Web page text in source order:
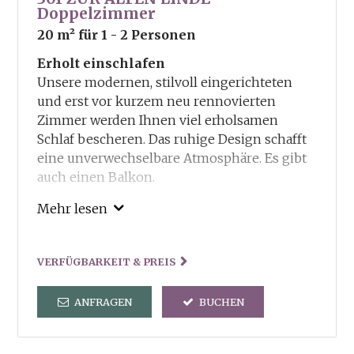
Doppelzimmer
20 m² für 1 - 2 Personen
Erholt einschlafen
Unsere modernen, stilvoll eingerichteten
und erst vor kurzem neu rennovierten
Zimmer werden Ihnen viel erholsamen
Schlaf bescheren. Das ruhige Design schafft
eine unverwechselbare Atmosphäre. Es gibt
auch einen Balkon.
Unsere Inklusivleitungen:
Freie Benutzung von Sauna und Dampfbad
und der dorfeigenen Kneippanlage
Tennisplatz steht kostenlos zu Ihrer
Verfügung
Verleih von Wanderstöcken und
Mehr lesen
VERFÜGBARKEIT & PREIS
ANFRAGEN BUCHEN